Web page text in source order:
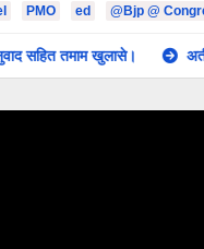
PMO ed @Bjp @
खुलासे। अतीक अहमद के